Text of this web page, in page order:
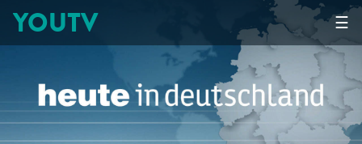
☰
YOUTV